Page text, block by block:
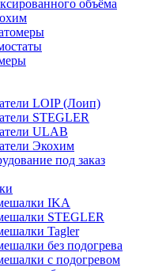
объёма
LOIP (Лоип)
STEGLER
ULAB
Экохим
под заказ
IKA
STEGLER
Tagler
без подогрева
с подогревом